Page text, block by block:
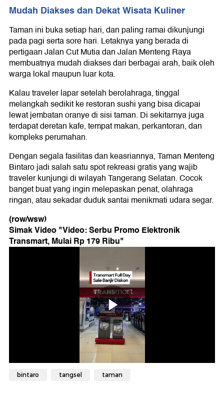
Mudah Diakses dan Dekat Wisata Kuliner
Taman ini buka setiap hari, dan paling ramai dikunjungi
pada pagi serta sore hari. Letaknya yang berada di
pertigaan Jalan Cut Mutia dan Jalan Menteng Raya
membuatnya mudah diakses dari berbagai arah, baik oleh
warga lokal maupun luar kota.
Kalau traveler lapar setelah berolahraga, tinggal
melangkah sedikit ke restoran sushi yang bisa dicapai
lewat jembatan oranye di sisi taman. Di sekitarnya juga
terdapat deretan kafe, tempat makan, perkantoran, dan
kompleks perumahan.
Dengan segala fasilitas dan keasriannya, Taman Menteng
Bintaro jadi salah satu spot rekreasi gratis yang wajib
traveler kunjungi di wilayah Tangerang Selatan. Cocok
banget buat yang ingin melepaskan penat, olahraga
ringan, atau sekadar duduk santai menikmati udara segar.
(row/wsw)
Simak Video "Video: Serbu Promo Elektronik
Transmart, Mulai Rp 179 Ribu"
bintaro tangsel taman